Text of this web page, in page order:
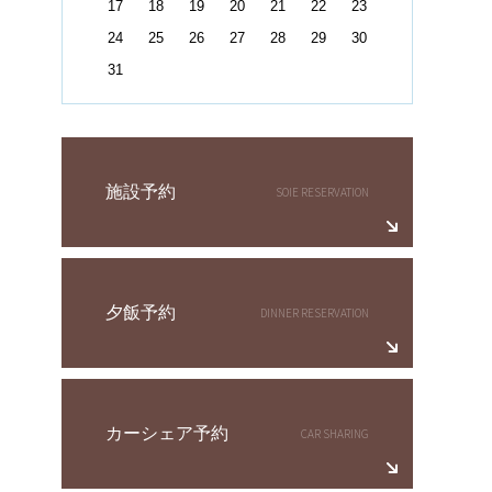
17 18 19 20 21 22
23
24
25 26 27 28 29
30
31
施設予約
夕飯予約
カーシェア予約